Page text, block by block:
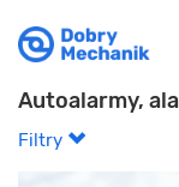
Autoalarmy,
Filtry